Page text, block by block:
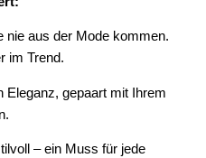
nie aus der Mode kommen.
im Trend.
Eleganz, gepaart mit Ihrem
– ein Muss für jede